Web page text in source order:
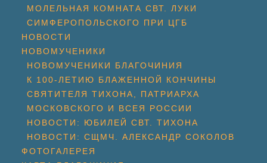
МОЛЕЛЬНАЯ КОМНАТА СВТ. ЛУКИ
СИМФЕРОПОЛЬСКОГО ПРИ ЦГБ
НОВОСТИ
НОВОМУЧЕНИКИ
НОВОМУЧЕНИКИ БЛАГОЧИНИЯ
К 100-ЛЕТИЮ БЛАЖЕННОЙ КОНЧИНЫ
СВЯТИТЕЛЯ ТИХОНА, ПАТРИАРХА
МОСКОВСКОГО И ВСЕЯ РОССИИ
НОВОСТИ: ЮБИЛЕЙ СВТ. ТИХОНА
НОВОСТИ: СЩМЧ. АЛЕКСАНДР СОКОЛОВ
ФОТОГАЛЕРЕЯ